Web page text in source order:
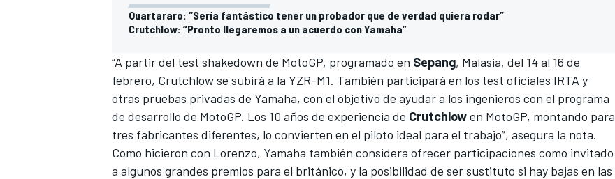
Quartararo: “Sería fantástico tener un probador que de verdad quiera rodar”
Crutchlow: “Pronto llegaremos a un acuerdo con Yamaha”
“A partir del test shakedown de MotoGP, programado en Sepang, Malasia, del 14 al 16 de
febrero, Crutchlow se subirá a la YZR-M1. También participará en los test oficiales IRTA y
otras pruebas privadas de Yamaha, con el objetivo de ayudar a los ingenieros con el programa
de desarrollo de MotoGP. Los 10 años de experiencia de Crutchlowen MotoGP, montando para
tres fabricantes diferentes, lo convierten en el piloto ideal para el trabajo”, asegura la nota.
Como hicieron con Lorenzo, Yamaha también considera ofrecer participaciones como invitado
a algunos grandes premios para el británico, y la posibilidad de ser sustituto si hay bajas en las